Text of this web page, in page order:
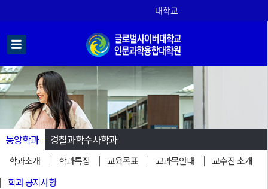
대학교
동양학과
학과소개 학과특징 교육목표 교과목안내
교수진 소개
학과 공지사항
경찰과학수사학과